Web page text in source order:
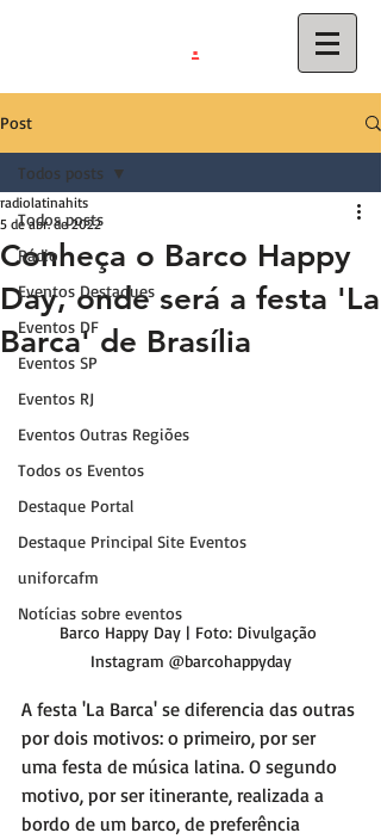
.
Post
Todos posts
Rádio
Eventos Destaques
Eventos DF
Eventos SP
Eventos RJ
Eventos Outras Regiões
Todos os Eventos
Destaque Portal
Destaque Principal Site Eventos
uniforcafm
Notícias sobre eventos
Todos posts
Conheça o Barco Happy
Day, onde será a festa 'La
Barca' de Brasília
radiolatinahits
5 de abr. de 2022
Barco Happy Day | Foto: Divulgação
Instagram @barcohappyday
A festa 'La Barca' se diferencia das outras
por dois motivos: o primeiro, por ser
uma festa de música latina. O segundo
motivo, por ser itinerante, realizada a
bordo de um barco, de preferência